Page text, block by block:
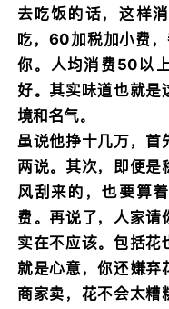
去吃饭的话，这样
吃，60加税加小费
你。人均消费50以
好。其实味道也就是
境和名气。
虽说他挣十几万，首
两说。其次，即便是
风刮来的，也要算
费。再说了，人家请
实在不应该。包括花
就是心意，你还嫌弃
商家卖，花不会太糟